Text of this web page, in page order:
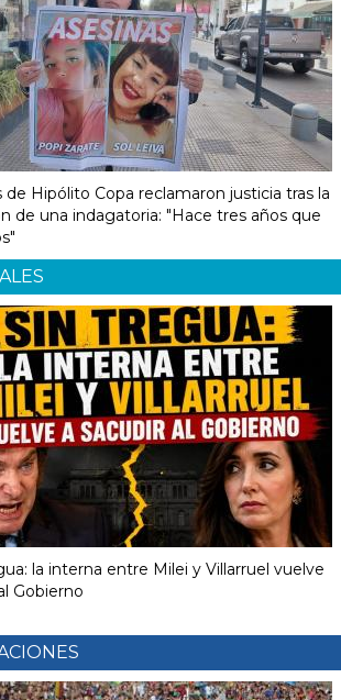
de Hipólito Copa reclamaron justicia tras la
de una indagatoria: "Hace tres años que
la interna entre Milei y Villarruel vuelve
Gobierno